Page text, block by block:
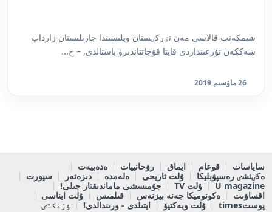
شىمكەنت قالاسى مەن تٷركٸستان وبلىسىندا جارىلىستان زارداپ
شەككەن تۇرعىنداردى قايتا قۇجاتتاندىرۋ باستالدى, – ح...
26 ماۋسىم 2019
ساياسات قوعام ايماق رۋحانييات
ەدەبيەت
ەكٸنشٸ رەسپۋبليكا
ۇلت تاريحى ەلەمدە دىزەتەر
سپورت
U magazine
ۇلت TV
جۇمىسشى ماماندىقتار جىلى!
اقساۋىت
ەكونوميكا جەنە بيزنەس قىلمىس
ۇلت ايناسى
پوستtimes
ۇلت وبەكتيۆ ايتىلدى - ورىندالدى! ٶزەكتٸ